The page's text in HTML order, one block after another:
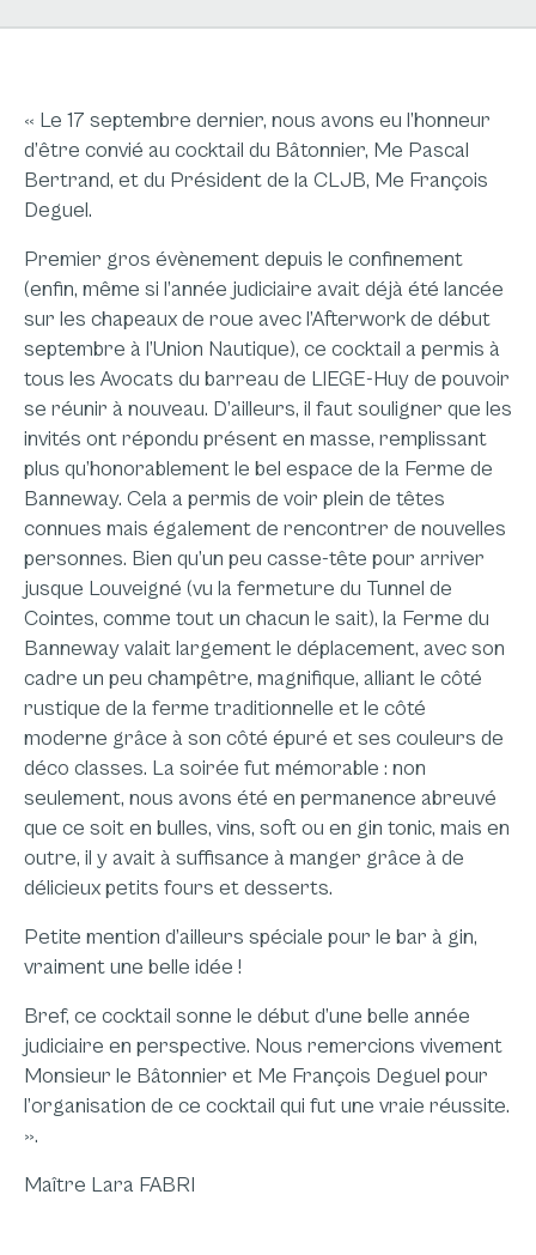
« Le 17 septembre dernier, nous avons eu l’honneur
d’être convié au cocktail du Bâtonnier, Me Pascal
Bertrand, et du Président de la CLJB, Me François
Deguel.
Premier gros évènement depuis le confinement
(enfin, même si l’année judiciaire avait déjà été lancée
sur les chapeaux de roue avec l’Afterwork de début
septembre à l’Union Nautique), ce cocktail a permis à
tous les Avocats du barreau de LIEGE-Huy de pouvoir
se réunir à nouveau. D’ailleurs, il faut souligner que les
invités ont répondu présent en masse, remplissant
plus qu’honorablement le bel espace de la Ferme de
Banneway. Cela a permis de voir plein de têtes
connues mais également de rencontrer de nouvelles
personnes. Bien qu’un peu casse-tête pour arriver
jusque Louveigné (vu la fermeture du Tunnel de
Cointes, comme tout un chacun le sait), la Ferme du
Banneway valait largement le déplacement, avec son
cadre un peu champêtre, magnifique, alliant le côté
rustique de la ferme traditionnelle et le côté
moderne grâce à son côté épuré et ses couleurs de
déco classes. La soirée fut mémorable : non
seulement, nous avons été en permanence abreuvé
que ce soit en bulles, vins, soft ou en gin tonic, mais en
outre, il y avait à suffisance à manger grâce à de
délicieux petits fours et desserts.
Petite mention d’ailleurs spéciale pour le bar à gin,
vraiment une belle idée !
Bref, ce cocktail sonne le début d’une belle année
judiciaire en perspective. Nous remercions vivement
Monsieur le Bâtonnier et Me François Deguel pour
l’organisation de ce cocktail qui fut une vraie réussite.
».
Maître Lara FABRI